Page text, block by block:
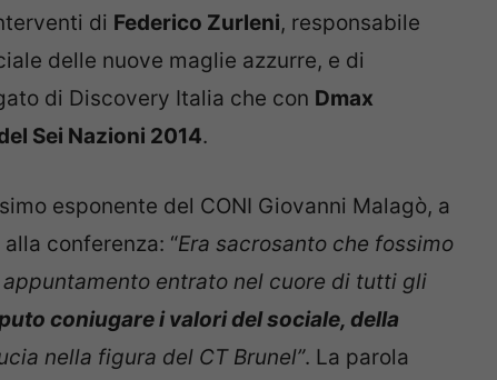
di Federico Zurleni, responsabile
delle nuove maglie azzurre, e di
di Discovery Italia che con Dmax
Sei Nazioni 2014.
esponente del CONI Giovanni Malagò, a
conferenza: “Era sacrosanto che fossimo
entrato nel cuore di tutti gli
coniugare i valori del sociale, della
nella figura del CT Brunel”. La parola